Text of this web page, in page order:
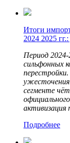
Итоги
2024 2025
Период
сильфонных
ужесточения
сегменте
активизация
Подробнее